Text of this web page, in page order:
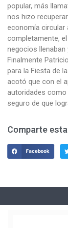
popular, más
nos hizo
economía circular
completamente,
negocios llenaban
Finalmente
para la Fiesta de
acotó que con el
autoridades como
seguro de que
Comparte
Facebook